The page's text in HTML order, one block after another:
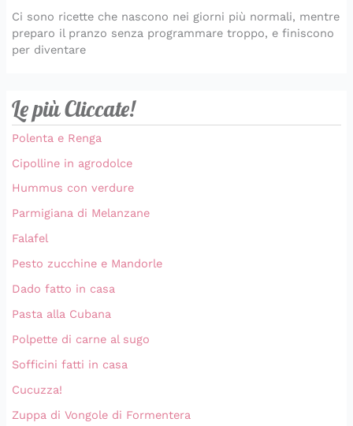
Ci sono ricette che nascono nei giorni più normali, mentre
preparo il pranzo senza programmare troppo, e finiscono
per diventare
Le più Cliccate!
Polenta e Renga
Cipolline in agrodolce
Hummus con verdure
Parmigiana di Melanzane
Falafel
Pesto zucchine e Mandorle
Dado fatto in casa
Pasta alla Cubana
Polpette di carne al sugo
Sofficini fatti in casa
Cucuzza!
Zuppa di Vongole di Formentera